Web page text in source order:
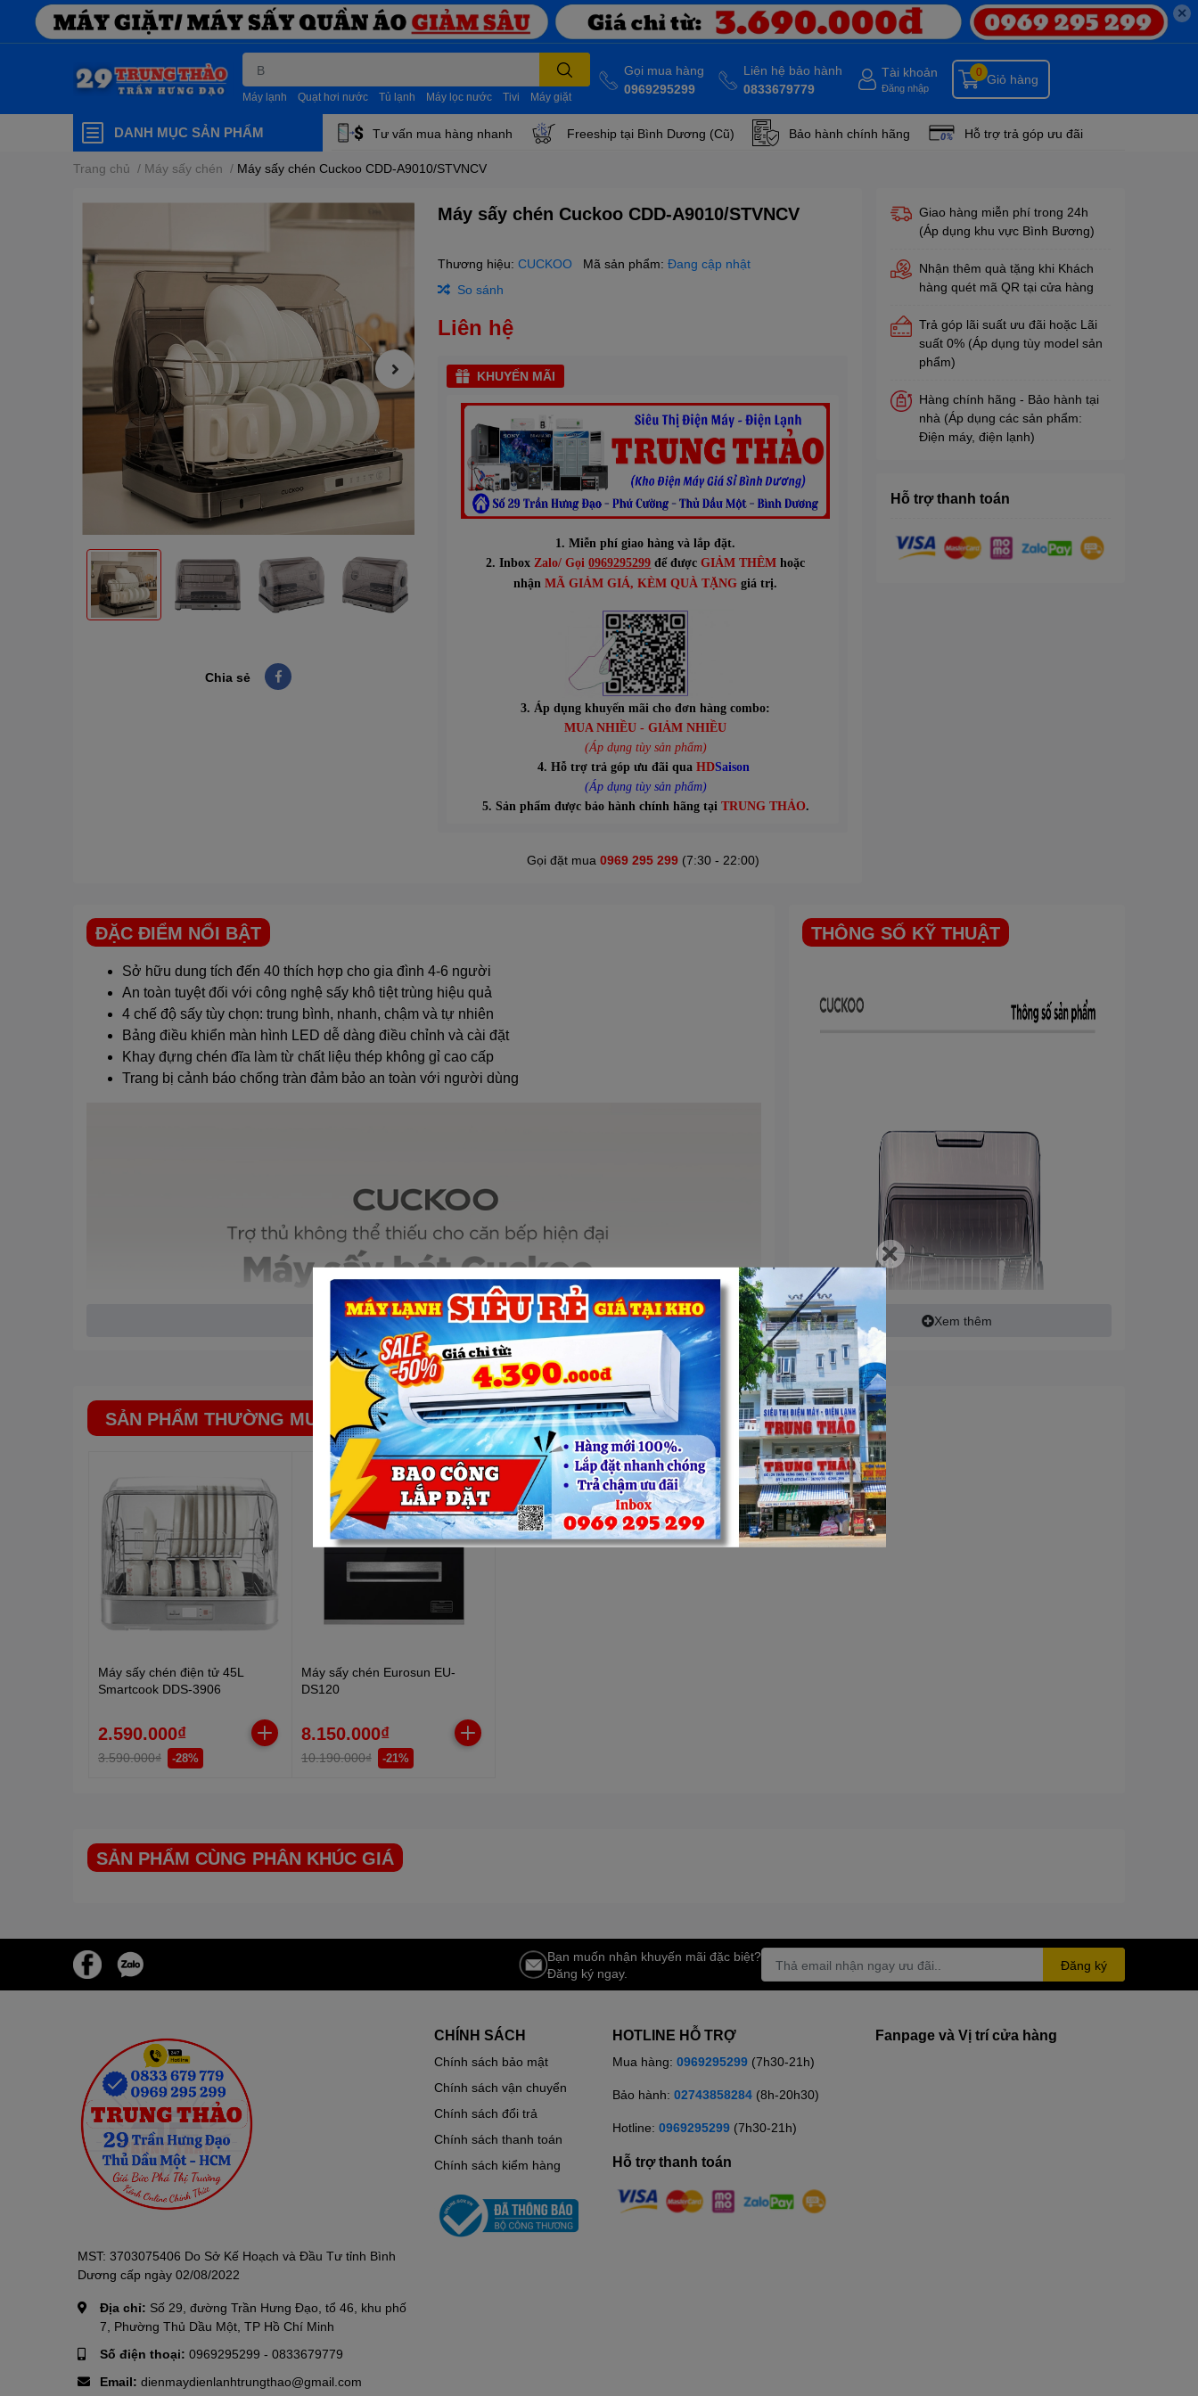
✕
Máy lạnh Quạt hơi nước Tủ lạnh Máy lọc nước Tivi Máy giặt
Gọi mua hàng
0969295299
Liên hệ bảo hành
0833679779
Tài khoản
Đăng nhập
Giỏ hàng
0
DANH MỤC SẢN PHẨM Tư vấn mua hàng nhanh Freeship tại Bình Dương (Cũ) Bảo hành chính hãng Hỗ trợ trả góp ưu đãi
Trang chủ / Máy sấy chén / Máy sấy chén Cuckoo CDD-A9010/STVNCV
Chia sẻ
Máy sấy chén Cuckoo CDD-A9010/STVNCV
Thương hiệu:CUCKOO Mã sản phẩm:Đang cập nhật
So sánh
Liên hệ
KHUYẾN MÃI
1. Miễn phí giao hàng và lắp đặt.
2. InboxZalo/ Gọi0969295299 để đượcGIẢM THÊM hoặc
nhận MÃ GIẢM GIÁ, KÈM QUÀ TẶNG giá trị.
3. Áp dụng khuyến mãi cho đơn hàng combo:
MUA NHIỀU - GIẢM NHIỀU
(Áp dụng tùy sản phẩm)
4. Hỗ trợ trả góp ưu đãi quaHDSaison
(Áp dụng tùy sản phẩm)
5. Sản phẩm được bảo hành chính hãng tại TRUNG THẢO.
Gọi đặt mua 0969 295 299(7:30 - 22:00)
Giao hàng miễn phí trong 24h
(Áp dụng khu vực Bình Bương)
Nhận thêm quà tặng khi Khách
hàng quét mã QR tại cửa hàng
Trả góp lãi suất ưu đãi hoặc Lãi
suất 0% (Áp dụng tùy model sản
phẩm)
Hàng chính hãng - Bảo hành tại
nhà (Áp dụng các sản phẩm:
Điện máy, điện lạnh)
Hỗ trợ thanh toán
ĐẶC ĐIỂM NỔI BẬT
Sở hữu dung tích đến 40 thích hợp cho gia đình 4-6 người
An toàn tuyệt đối với công nghệ sấy khô tiệt trùng hiệu quả
4 chế độ sấy tùy chọn: trung bình, nhanh, chậm và tự nhiên
Bảng điều khiển màn hình LED dễ dàng điều chỉnh và cài đặt
Khay đựng chén đĩa làm từ chất liệu thép không gỉ cao cấp
Trang bị cảnh báo chống tràn đảm bảo an toàn với người dùng
Xem thêm
THÔNG SỐ KỸ THUẬT
Xem thêm
SẢN PHẨM THƯỜNG MUA CÙNG
Máy sấy chén điện tử 45L
Smartcook DDS-3906
2.590.000₫
3.590.000₫ -28%
Máy sấy chén Eurosun EU-
DS120
8.150.000₫
10.190.000₫ -21%
SẢN PHẨM CÙNG PHÂN KHÚC GIÁ
Bạn muốn nhận khuyến mãi đặc biệt?
Đăng ký ngay.
Đăng ký
MST: 3703075406 Do Sở Kế Hoạch và Đầu Tư tỉnh Bình
Dương cấp ngày 02/08/2022
Địa chỉ: Số 29, đường Trần Hưng Đạo, tổ 46, khu phố
7, Phường Thủ Dầu Một, TP Hồ Chí Minh
Số điện thoại: 0969295299 - 0833679779
Email: dienmaydienlanhtrungthao@gmail.com
CHÍNH SÁCH
Chính sách bảo mật
Chính sách vận chuyển
Chính sách đổi trả
Chính sách thanh toán
Chính sách kiểm hàng
HOTLINE HỖ TRỢ
Mua hàng: 0969295299 (7h30-21h)
Bảo hành: 02743858284 (8h-20h30)
Hotline: 0969295299 (7h30-21h)
Hỗ trợ thanh toán
Fanpage và Vị trí cửa hàng